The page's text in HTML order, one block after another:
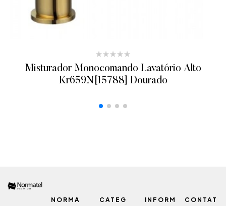
Misturador Monocomando Lavatório Alto
Kr659N[15788] Dourado
NORMA CATEG INFORM CONTAT